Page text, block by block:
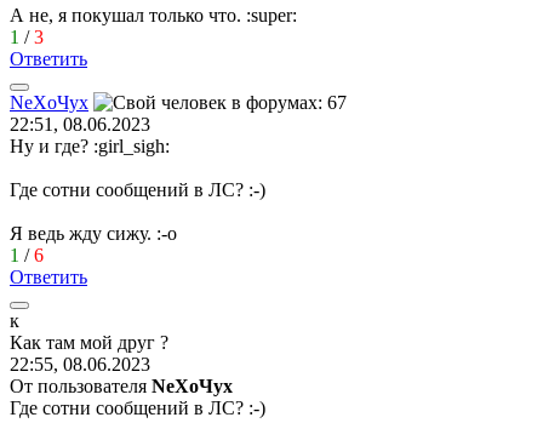
А не, я покушал только что. :super:
1 /3
Ответить
NeХoЧуx
22:51, 08.06.2023
Ну и где? :girl_sigh:
Где сотни сообщений в ЛС? :-)
Я ведь жду сижу. :-o
1 /6
Ответить
к
Как там мой друг ?
22:55, 08.06.2023
От пользователя NeХoЧyx
Где сотни сообщений в ЛС? :-)